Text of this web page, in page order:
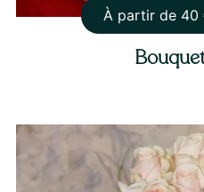
À partir de 40